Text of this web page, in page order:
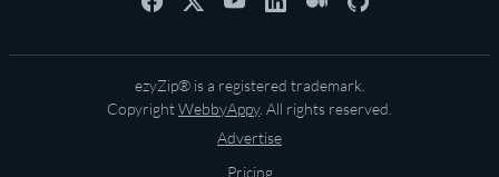
ezyZip® is a registered trademark.
CopyrightWebbyAppy. All rights reserved.
Advertise
Pricing